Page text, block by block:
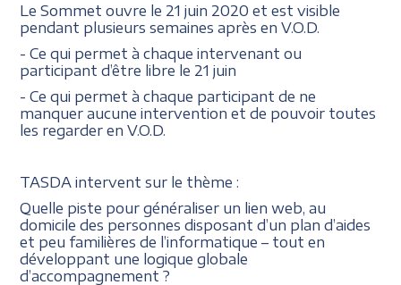
Le Sommet ouvre le 21 juin 2020 et est visible
pendant plusieurs semaines après en V.O.D.
- Ce qui permet à chaque intervenant ou
participant d’être libre le 21 juin
- Ce qui permet à chaque participant de ne
manquer aucune intervention et de pouvoir toutes
les regarder en V.O.D.
TASDA intervent sur le thème :
Quelle piste pour généraliser un lien web, au
domicile des personnes disposant d’un plan d’aides
et peu familières de l’informatique – tout en
développant une logique globale
d’accompagnement ?